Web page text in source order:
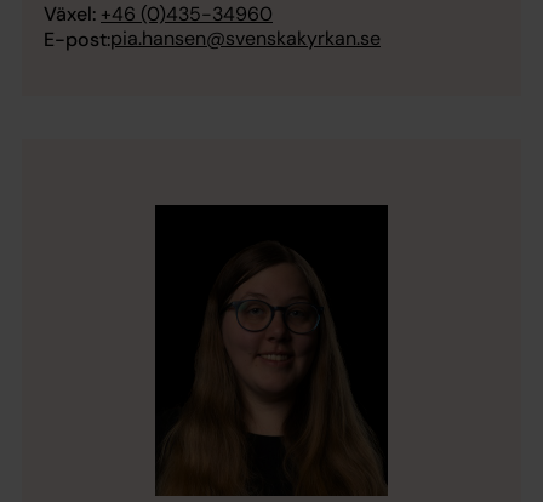
Växel: +46 (0)435-34960
E-post:pia.hansen@svenskakyrkan.se